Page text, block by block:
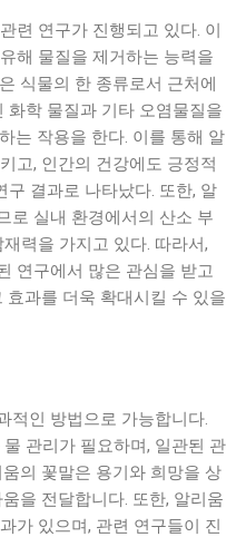
련 연구가 진행되고 있다. 이
해 물질을 제거하는 능력을
식물의 한 종류로서 근처에
화학 물질과 기타 오염물질을
는 작용을 한다. 이를 통해 알
고, 인간의 건강에도 긍정적
구 결과로 나타났다. 또한, 알
로 실내 환경에서의 산소 부
력을 가지고 있다. 따라서,
연구에서 많은 관심을 받고
효과를 더욱 확대시킬 수 있을
적인 방법으로 가능합니다.
관리가 필요하며, 일관된 관
의 꽃말은 용기와 희망을 상
을 전달합니다. 또한, 알리움
가 있으며, 관련 연구들이 진